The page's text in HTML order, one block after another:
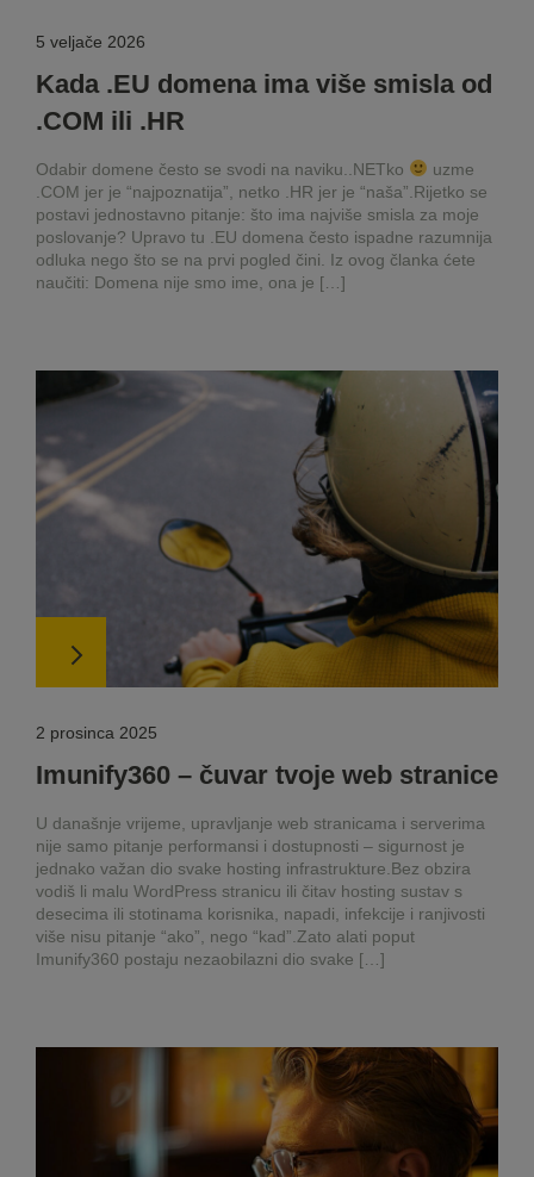
5 veljače 2026
Kada .EU domena ima više smisla od
.COM ili .HR
Odabir domene često se svodi na naviku..NETko
uzme
.COM jer je “najpoznatija”, netko .HR jer je “naša”.Rijetko se
postavi jednostavno pitanje: što ima najviše smisla za moje
poslovanje? Upravo tu .EU domena često ispadne razumnija
odluka nego što se na prvi pogled čini. Iz ovog članka ćete
naučiti: Domena nije smo ime, ona je […]
2 prosinca 2025
Imunify360 – čuvar tvoje web stranice
U današnje vrijeme, upravljanje web stranicama i serverima
nije samo pitanje performansi i dostupnosti – sigurnost je
jednako važan dio svake hosting infrastrukture.Bez obzira
vodiš li malu WordPress stranicu ili čitav hosting sustav s
desecima ili stotinama korisnika, napadi, infekcije i ranjivosti
više nisu pitanje “ako”, nego “kad”.Zato alati poput
Imunify360 postaju nezaobilazni dio svake […]